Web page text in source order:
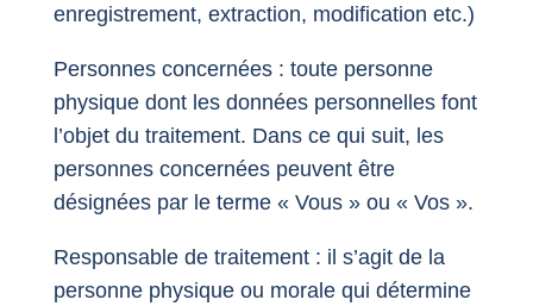
enregistrement, extraction, modification etc.)
Personnes concernées : toute personne
physique dont les données personnelles font
l’objet du traitement. Dans ce qui suit, les
personnes concernées peuvent être
désignées par le terme « Vous » ou « Vos ».
Responsable de traitement : il s’agit de la
personne physique ou morale qui détermine